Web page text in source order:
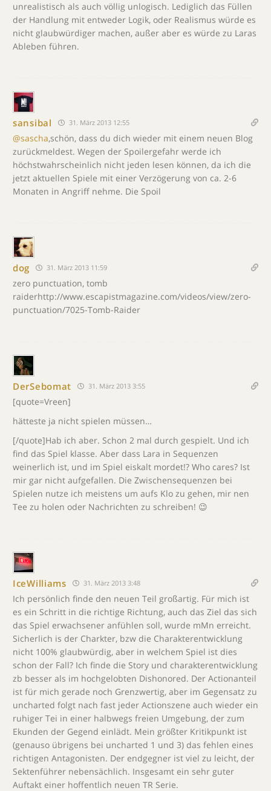
unrealistisch als auch völlig unlogisch. Lediglich das Füllen
der Handlung mit entweder Logik, oder Realismus würde es
nicht glaubwürdiger machen, außer aber es würde zu Laras
Ableben führen.
sansibal 31. März 2013 12:55
@sascha,schön, dass du dich wieder mit einem neuen Blog
zurückmeldest. Wegen der Spoilergefahr werde ich
höchstwahrscheinlich nicht jeden lesen können, da ich die
jetzt aktuellen Spiele mit einer Verzögerung von ca. 2-6
Monaten in Angriff nehme. Die Spoil
dog 31. März 2013 11:59
zero punctuation, tomb
raiderhttp://www.escapistmagazine.com/videos/view/zero-
punctuation/7025-Tomb-Raider
DerSebomat 31. März 2013 3:55
[quote=Vreen]
hätteste ja nicht spielen müssen…
[/quote]Hab ich aber. Schon 2 mal durch gespielt. Und ich
find das Spiel klasse. Aber dass Lara in Sequenzen
weinerlich ist, und im Spiel eiskalt mordet!? Who cares? Ist
mir gar nicht aufgefallen. Die Zwischensequenzen bei
Spielen nutze ich meistens um aufs Klo zu gehen, mir nen
Tee zu holen oder Nachrichten zu schreiben! 😉
IceWilliams 31. März 2013 3:48
Ich persönlich finde den neuen Teil großartig. Für mich ist
es ein Schritt in die richtige Richtung, auch das Ziel das sich
das Spiel erwachsener anfühlen soll, wurde mMn erreicht.
Sicherlich is der Charkter, bzw die Charakterentwicklung
nicht 100% glaubwürdig, aber in welchem Spiel ist dies
schon der Fall? Ich finde die Story und charakterentwicklung
zb besser als im hochgelobten Dishonored. Der Actionanteil
ist für mich gerade noch Grenzwertig, aber im Gegensatz zu
uncharted folgt nach fast jeder Actionszene auch wieder ein
ruhiger Tei in einer halbwegs freien Umgebung, der zum
Ekunden der Gegend einlädt. Mein größter Kritikpunkt ist
(genauso übrigens bei uncharted 1 und 3) das fehlen eines
richtigen Antagonisten. Der endgegner ist viel zu leicht, der
Sektenführer nebensächlich. Insgesamt ein sehr guter
Auftakt einer hoffentlich neuen TR Serie.